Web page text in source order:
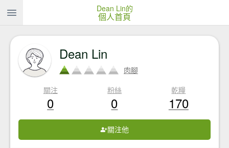
Dean Lin的
個人首頁
Dean Lin
肉腳
關注
0
粉絲
0
乾糧
170
關注他